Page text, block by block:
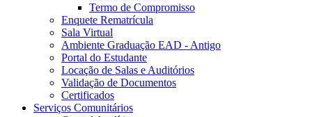
Termo de Compromisso
Enquete Rematrícula
Sala Virtual
Ambiente Graduação EAD - Antigo
Portal do Estudante
Locação de Salas e Auditórios
Validação de Documentos
Certificados
Serviços Comunitários